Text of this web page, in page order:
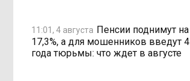
11:01, 4 августа Пенсии поднимут на
17,3%, а для мошенников введут 4
года тюрьмы: что ждет в августе